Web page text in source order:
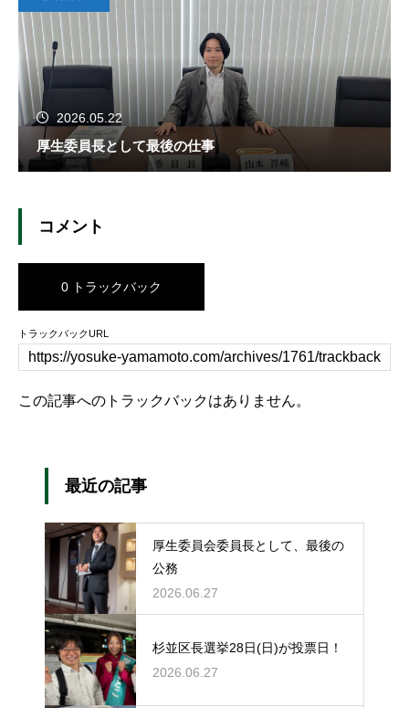
2026.05.22
厚生委員長として最後の仕事
コメント
0 トラックバック
トラックバックURL
この記事へのトラックバックはありません。
最近の記事
厚生委員会委員長として、最後の
公務
2026.06.27
杉並区長選挙28日(日)が投票日！
2026.06.27